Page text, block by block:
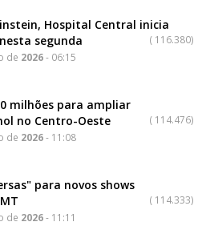
Hospital Central inicia
segunda
( 116.380)
de 2026- 06:15
milhões para ampliar
no Centro-Oeste
( 114.476)
de 2026- 11:08
para novos shows
( 114.333)
de 2026- 11:11